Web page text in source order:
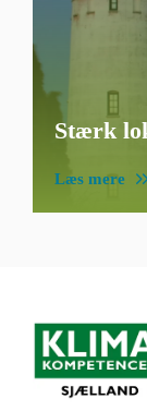
Stærk
Læs mere